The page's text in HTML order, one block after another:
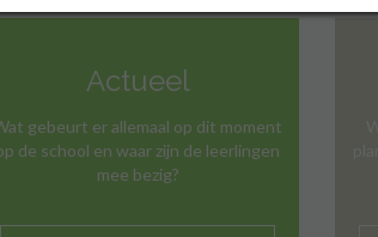
Actueel
gebeurt er allemaal op dit moment
de school en waar zijn de leerlingen
mee bezig?